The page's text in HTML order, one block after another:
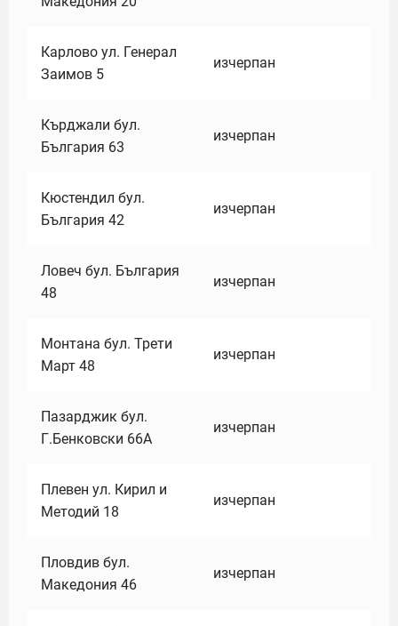
Карлово ул. Генерал
Заимов 5
изчерпан
Кърджали бул.
България 63
изчерпан
Кюстендил бул.
България 42
изчерпан
Ловеч бул. България
48
изчерпан
Монтана бул. Трети
Март 48
изчерпан
Пазарджик бул.
Г.Бенковски 66А
изчерпан
Плевен ул. Кирил и
Методий 18
изчерпан
Пловдив бул.
Македония 46
изчерпан